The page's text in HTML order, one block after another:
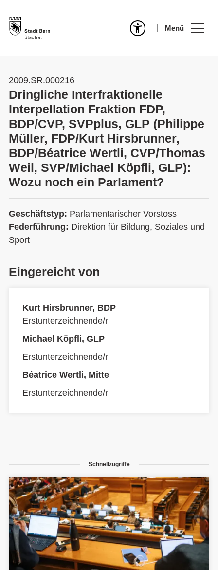
Menü
2009.SR.000216
Dringliche Interfraktionelle
Interpellation Fraktion FDP,
BDP/CVP, SVPplus, GLP (Philippe
Müller, FDP/Kurt Hirsbrunner,
BDP/Béatrice Wertli, CVP/Thomas
Weil, SVP/Michael Köpfli, GLP):
Wozu noch ein Parlament?
Geschäftstyp: Parlamentarischer Vorstoss
Federführung: Direktion für Bildung, Soziales und
Sport
Eingereicht von
Kurt Hirsbrunner, BDP
Erstunterzeichnende/r
Michael Köpfli, GLP
Erstunterzeichnende/r
Béatrice Wertli, Mitte
Erstunterzeichnende/r
Schnellzugriffe